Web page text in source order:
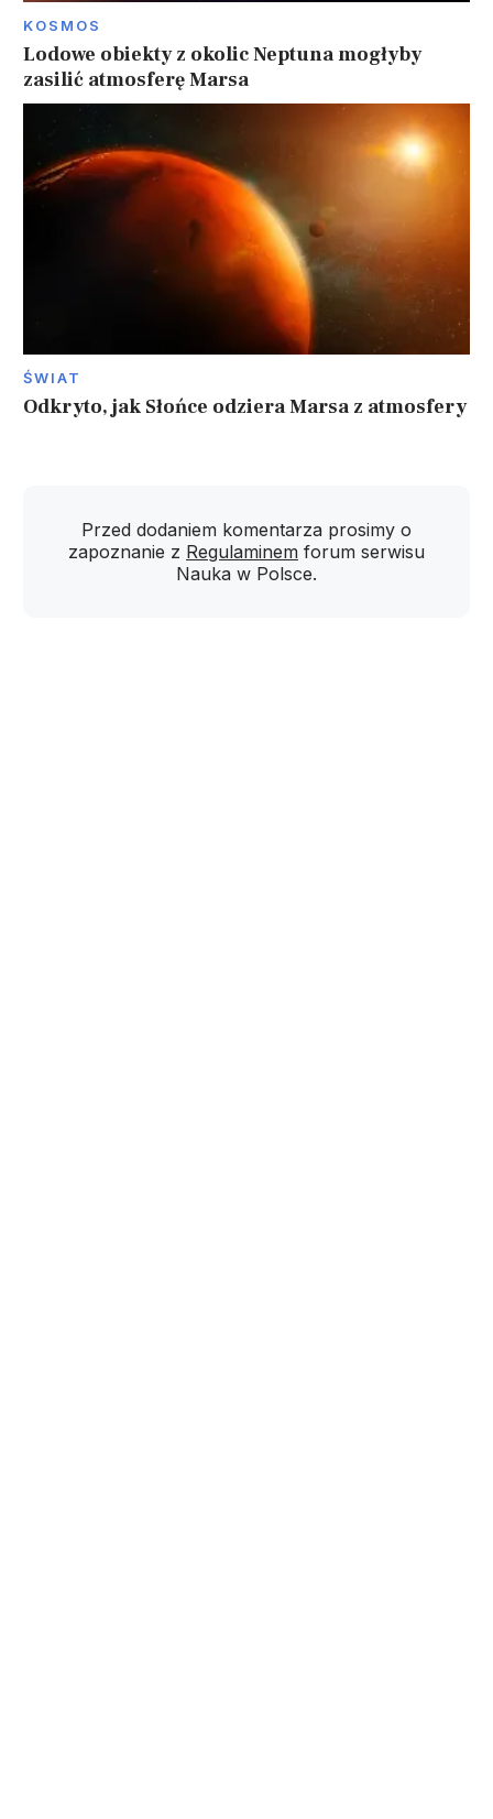
KOSMOS
Lodowe obiekty z okolic Neptuna mogłyby
zasilić atmosferę Marsa
ŚWIAT
Odkryto, jak Słońce odziera Marsa z atmosfery
Przed dodaniem komentarza prosimy o
zapoznanie z Regulaminem forum serwisu
Nauka w Polsce.